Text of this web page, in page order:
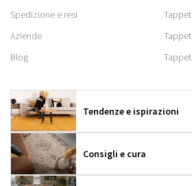
Spedizione e resi
Aziende
Blog
Tendenze e ispirazioni
Consigli e cura